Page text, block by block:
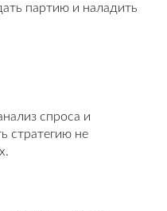
партию и наладить
спроса и
стратегию не